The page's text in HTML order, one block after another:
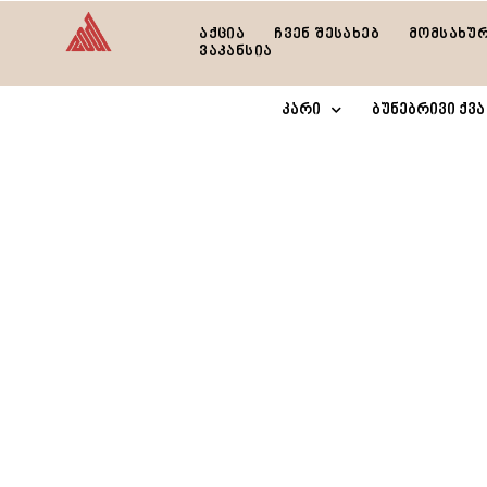
აქცია ჩვენ შესახებ
ვაკანსია
კარი ბუნებრივი ქვა